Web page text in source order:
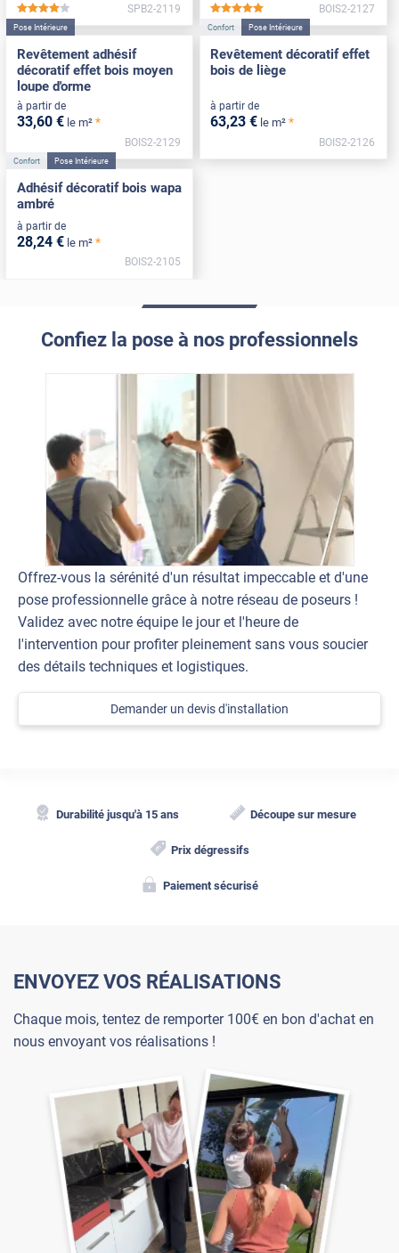
*****
SPB2-2119 BOIS2-2127
Pose Intérieure
Revêtement adhésif
décoratif effet bois moyen
loupe d'orme
à partir de
33,60 € le m² *
BOIS2-2129
Confort Pose Intérieure
Revêtement décoratif effet
bois de liège
à partir de
63,23 € le m² *
BOIS2-2126
Confort Pose Intérieure
Adhésif décoratif bois wapa
ambré
à partir de
28,24 € le m² *
BOIS2-2105
Confiez la pose à nos professionnels
Offrez-vous la sérénité d'un résultat impeccable et d'une
pose professionnelle grâce à notre réseau de poseurs !
Validez avec notre équipe le jour et l'heure de
l'intervention pour profiter pleinement sans vous soucier
des détails techniques et logistiques.
Demander un devis d'installation
Durabilité jusqu'à 15 ans Découpe sur mesure
Prix dégressifs
Paiement sécurisé
ENVOYEZ VOS RÉALISATIONS
Chaque mois, tentez de remporter 100€ en bon d'achat en
nous envoyant vos réalisations !